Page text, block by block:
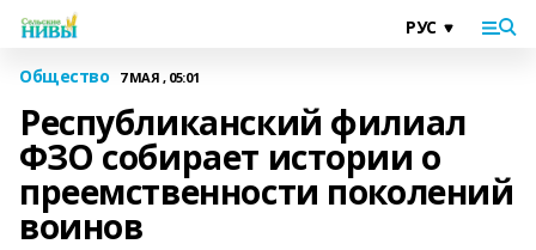
Общество 7 МАЯ , 05:01
Республиканский филиал
ФЗО собирает истории о
преемственности поколений
воинов